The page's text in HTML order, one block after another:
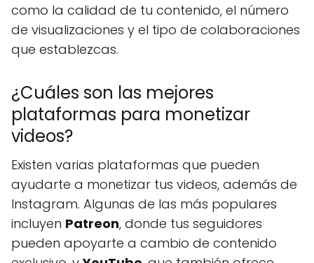
como la calidad de tu contenido, el número
de visualizaciones y el tipo de colaboraciones
que establezcas.
¿Cuáles son las mejores
plataformas para monetizar
videos?
Existen varias plataformas que pueden
ayudarte a monetizar tus videos, además de
Instagram. Algunas de las más populares
incluyen Patreon, donde tus seguidores
pueden apoyarte a cambio de contenido